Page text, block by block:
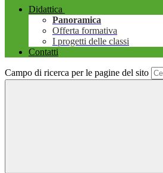
Didattica
Panoramica
Offerta formativa
I progetti delle classi
Contatti
Campo di ricerca per le pagine del sito